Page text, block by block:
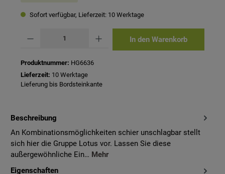
Sofort verfügbar, Lieferzeit: 10 Werktage
In den Warenkorb
Produktnummer: HG6636
Lieferzeit: 10 Werktage
Lieferung bis Bordsteinkante
Beschreibung
An Kombinationsmöglichkeiten schier unschlagbar stellt
sich hier die Gruppe Lotus vor. Lassen Sie diese
außergewöhnliche Ein… Mehr
Eigenschaften